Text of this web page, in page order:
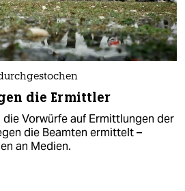
die Ermittler
die Vorwürfe auf Ermittlungen der
die Beamten ermittelt –
an Medien.